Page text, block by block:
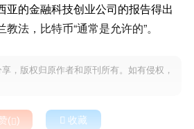
亚的金融科技创业公司的报告得出
法，比特币“通常是允许的”。
，版权归原作者和原刊所有。如有侵权，
()  收藏